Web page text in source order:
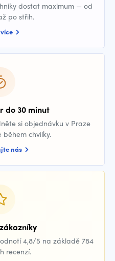
dostat maximum — od
po střih.
do 30 minut
si objednávku v Praze
během chvilky.
nás
4,8/5 na základě 784
recenzí.